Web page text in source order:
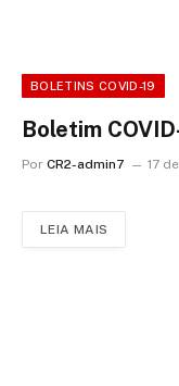
BOLETINS COVID-19
Boletim
Por CR2-admin7 17
LEIA MAIS